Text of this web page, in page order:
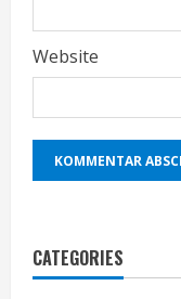
Website
CATEGORIES